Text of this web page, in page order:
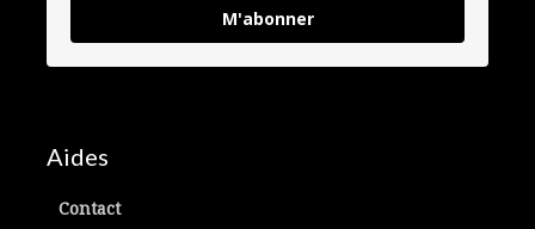
M'abonner
Aides
Contact